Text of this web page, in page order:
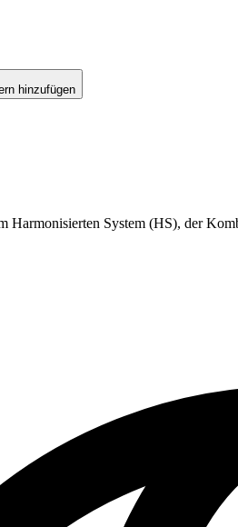
hinzufügen
Harmonisierten System (HS), der